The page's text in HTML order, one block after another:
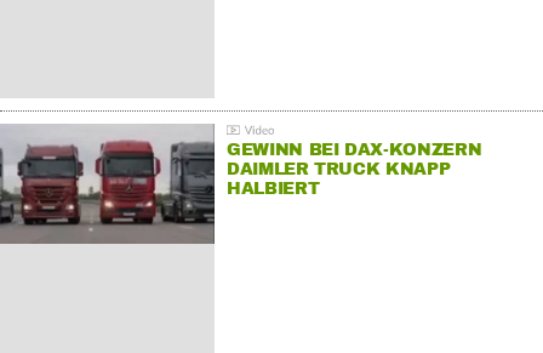
GEWINN BEI DAX-KONZERN
DAIMLER TRUCK KNAPP
HALBIERT